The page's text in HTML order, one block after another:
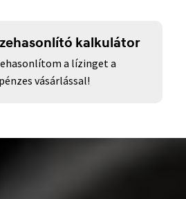
kalkulátor
a lízinget a
vásárlással!